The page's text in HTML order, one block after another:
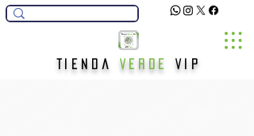
TiendaVerde Vip